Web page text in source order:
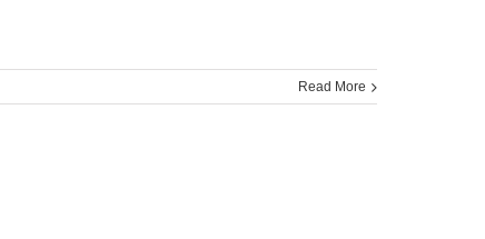
Read More